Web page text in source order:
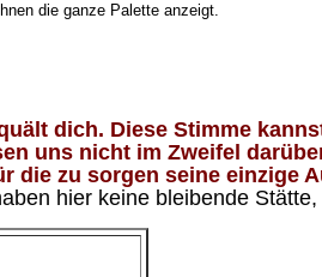
die ganze Palette anzeigt.
dich. Diese Stimme
uns nicht im Zweifel
die zu sorgen seine einzige
hier keine bleibende